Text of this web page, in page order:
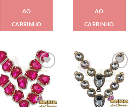
AO
CARRINHO
AO
CARRINHO